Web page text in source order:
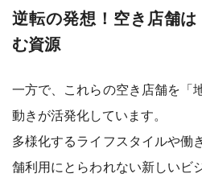
逆転の発想！空き店舗
む資源
一方で、これらの空き店舗を「
動きが活発化しています。
多様化するライフスタイルや働
舗利用にとらわれない新しいビ